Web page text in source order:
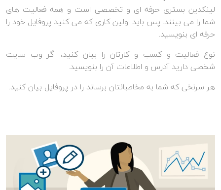
لینکدین بستری حرفه ای و تخصصی است و همه فعالیت های
شما را می بینند. پس باید اولین کاری که می کنید پروفایل خود را
حرفه ای بنویسید.
نوع فعالیت و کسب و کارتان را بیان کنید، اگر وب سایت
شخصی دارید آدرس و اطلاعات آن را بنویسید.
هر سرنخی که شما به مخاطبانتان برساند را در پروفایل بیان کنید.